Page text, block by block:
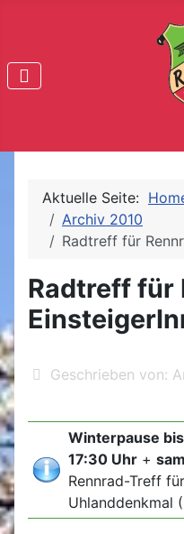
Aktuelle Seite:
Archiv 2010
Radtreff für
Radtreff für
Geschrieben von:
Winterpause
17:30 Uhr +
Rennrad-Treff
Uhlanddenkmal